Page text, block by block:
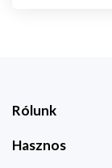
Rólunk
Hasznos